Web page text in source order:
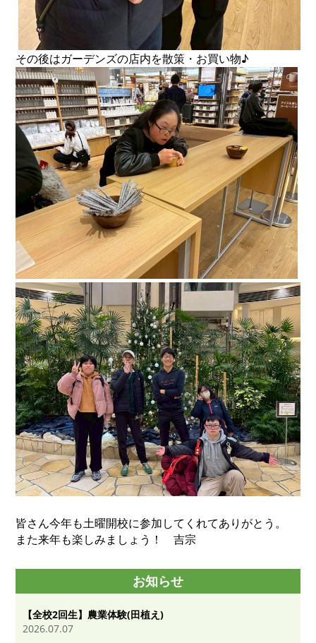
その後はガーデンズの店内を散策・お買い物♪
皆さん今年も土曜開校に参加してくれてありがとう。
また来年も楽しみましょう！ 吉宗
お知らせ
【全校2回生】農業体験(田植え)
2026.07.07